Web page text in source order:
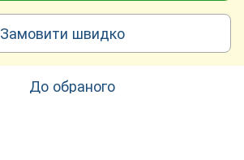
Замовити швидко
До обраного